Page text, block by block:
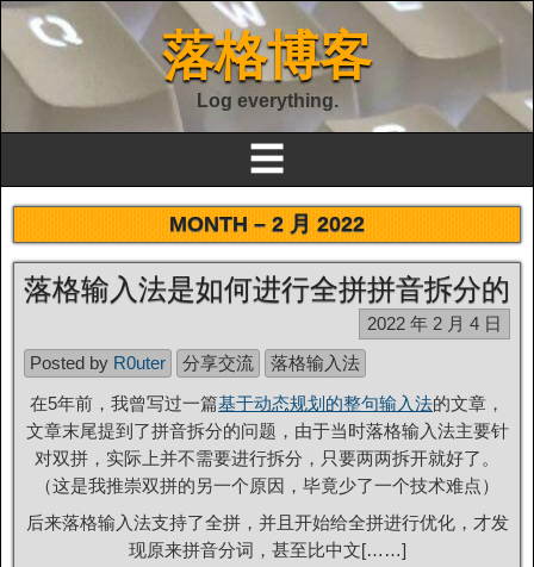
落格博客
Log everything.
☰
MONTH –2 月 2022
落格输入法是如何进行全拼拼音拆分的
2022 年 2 月 4 日
Posted by R0uter 分享交流
落格输入法
在5年前，我曾写过一篇基于动态规划的整句输入法的文章，
文章末尾提到了拼音拆分的问题，由于当时落格输入法主要针
对双拼，实际上并不需要进行拆分，只要两两拆开就好了。
（这是我推崇双拼的另一个原因，毕竟少了一个技术难点）
后来落格输入法支持了全拼，并且开始给全拼进行优化，才发
现原来拼音分词，甚至比中文[……]